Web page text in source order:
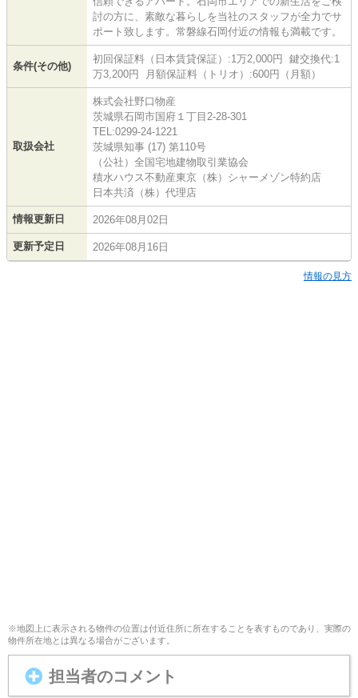
討の方に、素敵な暮らしを当社のスタッフが全力でサ
ポート致します。常磐線石岡付近の情報も満載です。
条件(その他)
初回保証料（日本賃貸保証）:1万2,000円 鍵交換代:1
万3,200円 月額保証料（トリオ）:600円（月額）
取扱会社
株式会社野口物産
茨城県石岡市国府１丁目2-28-301
TEL:0299-24-1221
茨城県知事 (17) 第110号
（公社）全国宅地建物取引業協会
積水ハウス不動産東京（株）シャーメゾン特約店
日本共済（株）代理店
情報更新日 2026年08月02日
更新予定日 2026年08月16日
情報の見方
※地図上に表示される物件の位置は付近住所に所在することを表すものであり、実際の
物件所在地とは異なる場合がございます。
担当者のコメント